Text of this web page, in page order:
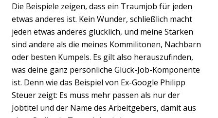
Die Beispiele zeigen, dass ein Traumjob für jeden
etwas anderes ist. Kein Wunder, schließlich macht
jeden etwas anderes glücklich, und meine Stärken
sind andere als die meines Kommilitonen, Nachbarn
oder besten Kumpels. Es gilt also herauszufinden,
was deine ganz persönliche Glück-Job-Komponente
ist. Denn wie das Beispiel von Ex-Google Philipp
Steuer zeigt: Es muss mehr passen als nur der
Jobtitel und der Name des Arbeitgebers, damit aus